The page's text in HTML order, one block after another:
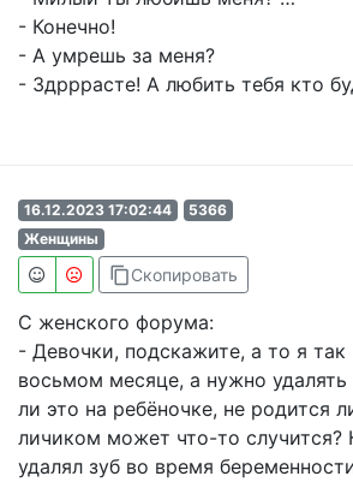
- Конечно!
- А умрешь за меня?
- Здрррасте! А любить тебя кто
16.12.2023 17:02:44
5366
Женщины
content_copyСкопировать
С женского форума:
- Девочки, подскажите, а то я
восьмом месяце, а нужно удалять
ли это на ребёночке, не родится
личиком может что-то случится?
удалял зуб во время